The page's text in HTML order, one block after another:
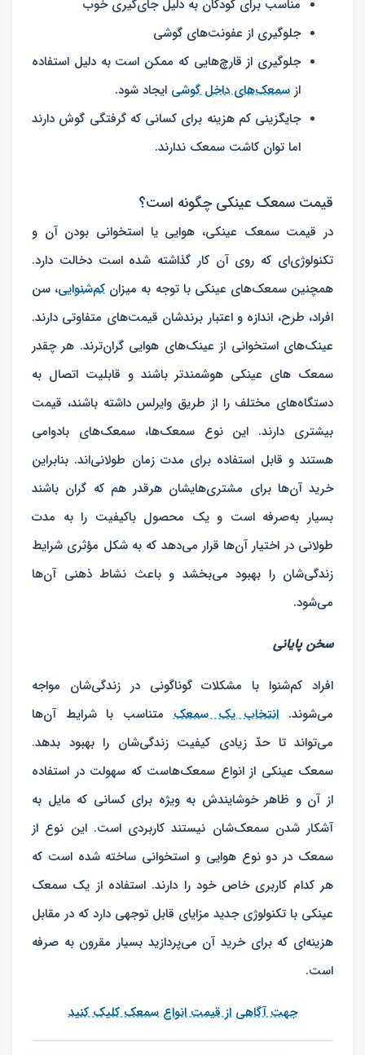
مناسب برای کودکان به دلیل جای‌گیری خوب
جلوگیری از عفونت‌های گوشی
جلوگیری از قارچ‌هایی که ممکن است به دلیل استفاده
از سمعک‌های داخل گوشی ایجاد شود.
جایگزینی کم هزینه برای کسانی که گرفتگی گوش دارند
اما توان کاشت سمعک ندارند.
قیمت سمعک عینکی چگونه است؟
در قیمت سمعک عینکی، هوایی یا استخوانی بودن آن و
تکنولوژی‌ای که روی آن کار گذاشته شده است دخالت دارد.
همچنین سمعک‌های عینکی با توجه به میزان کم‌شنوایی، سن
افراد، طرح، اندازه‌ و اعتبار برندشان قیمت‌های متفاوتی دارند.
عینک‌های استخوانی از عینک‌های هوایی گران‌ترند. هر چقدر
سمعک های عینکی هوشمندتر باشند و قابلیت اتصال به
دستگاه‌های مختلف را از طریق وایرلس داشته باشند، قیمت
بیشتری دارند. این نوع سمعک‌ها، سمعک‌های بادوامی
هستند و قابل استفاده برای مدت زمان طولانی‌اند. بنابراین
خرید آن‌ها برای مشتری‌هایشان هرقدر هم که گران باشند
بسیار به‌صرفه است و یک محصول باکیفیت را به مدت
طولانی در اختیار آن‌ها قرار می‌دهد که به شکل مؤثری شرایط
زندگی‌شان را بهبود می‌بخشد و باعث نشاط ذهنی آن‌ها
می‌شود.
سخن پایانی
افراد کم‌شنوا با مشکلات گوناگونی در زندگی‌شان مواجه
می‌شوند. انتخاب یک سمعکمتناسب با شرایط آن‌ها
می‌تواند تا حدّ زیادی کیفیت زندگی‌شان را بهبود بدهد.
سمعک عینکی از انواع سمعک‌هاست که سهولت در استفاده
از آن و ظاهر خوشایندش به ویژه برای کسانی که مایل به
آشکار شدن سمعک‌شان نیستند کاربردی است. این نوع از
سمعک در دو نوع هوایی و استخوانی ساخته شده است که
هر کدام کاربری خاص خود را دارند. استفاده از یک سمعک
عینکی با تکنولوژی جدید مزایای قابل توجهی دارد که در مقابل
هزینه‌ای که برای خرید آن می‌پردازید بسیار مقرون به صرفه
است.
جهت آگاهی از قیمت انواع سمعک کلیک کنید